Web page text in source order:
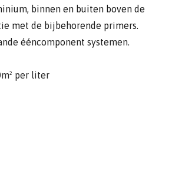
binnen en buiten boven de
met de bijbehorende primers.
ééncomponent systemen.
per liter